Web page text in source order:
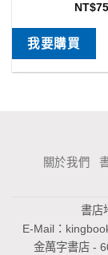
NT$75
我要購買
關於我們
書店
E-Mail：
金萬字書店 -